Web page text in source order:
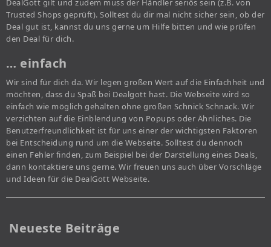
DealGott gilt und zudem muss der Händler seriös sein (z.B. von
Trusted Shops geprüft). Solltest du dir mal nicht sicher sein, ob der
Deal gut ist, kannst du uns gerne um Hilfe bitten und wie prüfen
den Deal für dich.
… einfach
Wir sind für dich da. Wir legen großen Wert auf die Einfachheit und
möchten, dass du Spaß bei Dealgott hast. Die Webseite wird so
einfach wie möglich gehalten ohne großen Schnick Schnack. Wir
verzichten auf die Einblendung von Popups oder Ähnliches. Die
Benutzerfreundlichkeit ist für uns einer der wichtigsten Faktoren
bei Entscheidung rund um die Webseite. Solltest du dennoch
einen Fehler finden, zum Beispiel bei der Darstellung eines Deals,
dann kontaktiere uns gerne. Wir freuen uns auch über Vorschläge
und Ideen für die DealGott Webseite.
Neueste Beiträge